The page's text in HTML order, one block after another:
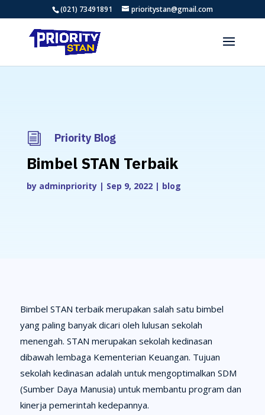
(021) 73491891 prioritystan@gmail.com
i Priority Blog
Bimbel STAN Terbaik
by adminpriority| Sep 9, 2022| blog
Bimbel STAN terbaik merupakan salah satu bimbel
yang paling banyak dicari oleh lulusan sekolah
menengah. STAN merupakan sekolah kedinasan
dibawah lembaga Kementerian Keuangan. Tujuan
sekolah kedinasan adalah untuk mengoptimalkan SDM
(Sumber Daya Manusia) untuk membantu program dan
kinerja pemerintah kedepannya.